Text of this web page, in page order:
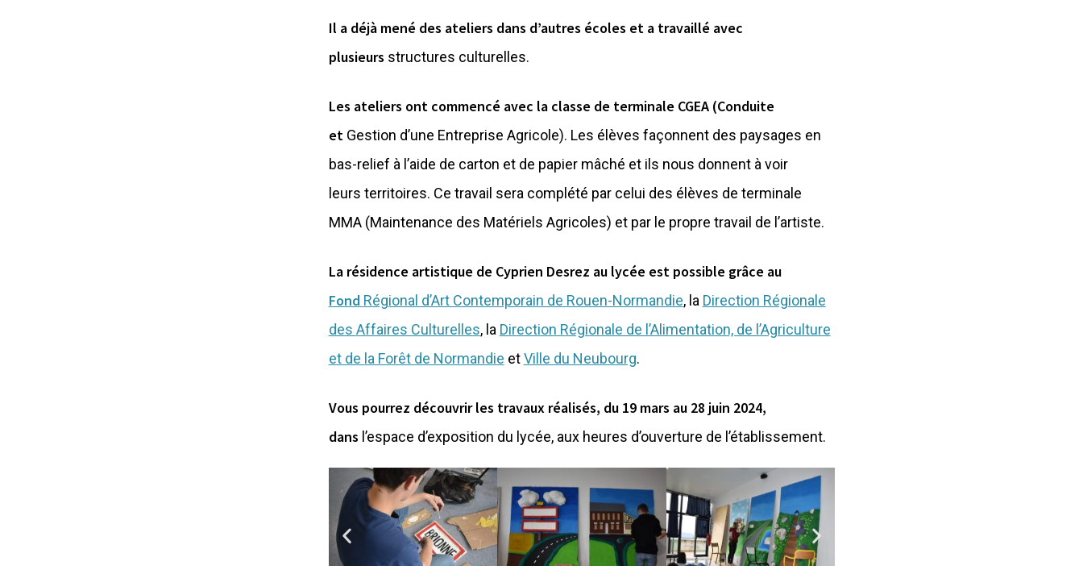
Il a déjà mené des ateliers dans d’autres écoles et a travaillé avec
plusieurs structures culturelles.
Les ateliers ont commencé avec la classe de terminale CGEA (Conduite
et Gestion d’une Entreprise Agricole). Les élèves façonnent des paysages en
bas-relief à l’aide de carton et de papier mâché et ils nous donnent à voir
leurs territoires. Ce travail sera complété par celui des élèves de terminale
MMA (Maintenance des Matériels Agricoles) et par le propre travail de l’artiste.
La résidence artistique de Cyprien Desrez au lycée est possible grâce au
Fond Régional d’Art Contemporain de Rouen-Normandie, la Direction Régionale
des Affaires Culturelles, la Direction Régionale de l’Alimentation, de l’Agriculture
et de la Forêt de Normandie etVille du Neubourg.
Vous pourrez découvrir les travaux réalisés, du 19 mars au 28 juin 2024,
dans l’espace d’exposition du lycée, aux heures d’ouverture de l’établissement.